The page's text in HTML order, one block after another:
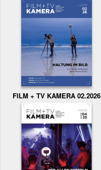
FILM + TV KAMERA 02.2026